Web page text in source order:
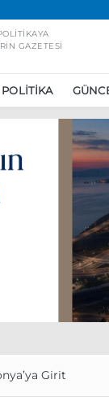
GAZETESI
POLITIKA
Ünlü çift bir etkinliğe
Girit